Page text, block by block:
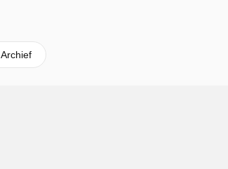
Archief